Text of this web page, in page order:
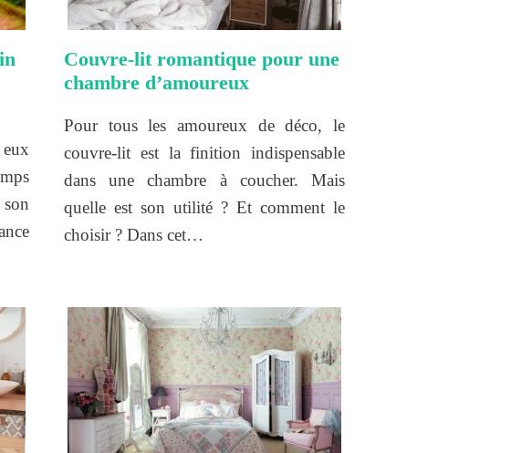
Couvre-lit romantique pour une
chambre d’amoureux
Pour tous les amoureux de déco, le
couvre-lit est la finition indispensable
dans une chambre à coucher. Mais
quelle est son utilité ? Et comment le
choisir ? Dans cet…